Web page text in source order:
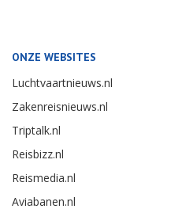
ONZE WEBSITES
Luchtvaartnieuws.nl
Zakenreisnieuws.nl
Triptalk.nl
Reisbizz.nl
Reismedia.nl
Aviabanen.nl